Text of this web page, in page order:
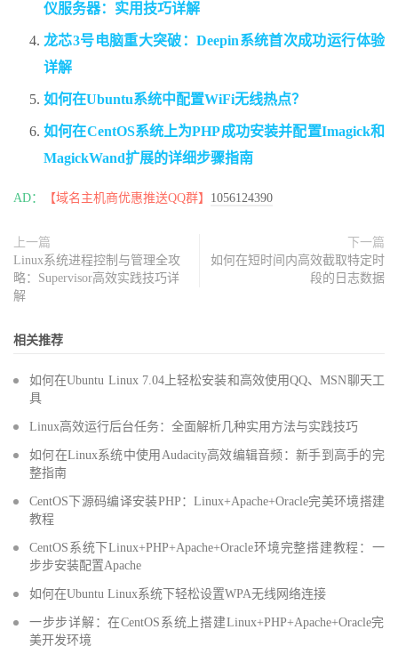
仪服务器：实用技巧详解
龙芯3号电脑重大突破：Deepin系统首次成功运行体验
详解
如何在Ubuntu系统中配置WiFi无线热点？
如何在CentOS系统上为PHP成功安装并配置Imagick和
MagickWand扩展的详细步骤指南
AD： 【域名主机商优惠推送QQ群】 1056124390
上一篇
Linux系统进程控制与管理全攻
略：Supervisor高效实践技巧详
解
下一篇
如何在短时间内高效截取特定时
段的日志数据
相关推荐
如何在Ubuntu Linux 7.04上轻松安装和高效使用QQ、MSN聊天工
具
Linux高效运行后台任务：全面解析几种实用方法与实践技巧
如何在Linux系统中使用Audacity高效编辑音频：新手到高手的完
整指南
CentOS下源码编译安装PHP：Linux+Apache+Oracle完美环境搭建
教程
CentOS系统下Linux+PHP+Apache+Oracle环境完整搭建教程：一
步步安装配置Apache
如何在Ubuntu Linux系统下轻松设置WPA无线网络连接
一步步详解：在CentOS系统上搭建Linux+PHP+Apache+Oracle完
美开发环境